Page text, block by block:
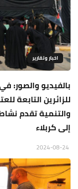
اخبار وتقارير
بالفيديو والصور:
للزائرين التابعة
والتنمية تقدم
إلى كربلاء